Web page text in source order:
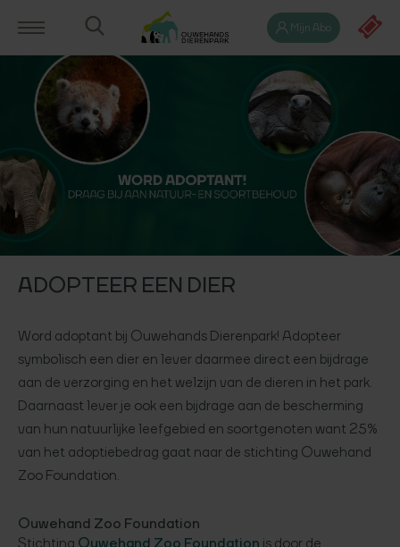
Mijn Abo
ADOPTEER EEN DIER
Word adoptant bij Ouwehands Dierenpark! Adopteer
symbolisch een dier en lever daarmee direct een bijdrage
aan de verzorging en het welzijn van de dieren in het park.
Daarnaast lever je ook een bijdrage aan de bescherming
van hun natuurlijke leefgebied en soortgenoten want 25%
van het adoptiebedrag gaat naar de stichting Ouwehand
Zoo Foundation.
Ouwehand Zoo Foundation
Stichting Ouwehand Zoo Foundation is door de